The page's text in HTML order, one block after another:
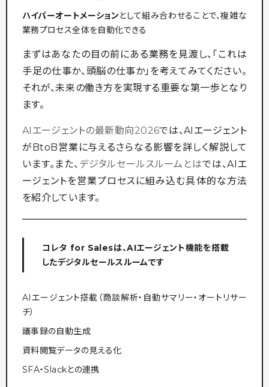
ハイパーオートメーションとして組み合わせることで、複雑な
業務プロセス全体を自動化できる
まずはあなたの目の前にある業務を見渡し、「これは
手足の仕事か、頭脳の仕事か」を考えてみてください。
それが、未来の働き方を実現する重要な第一歩となり
ます。
AIエージェントの最新動向2026では、AIエージェント
がBtoB営業に与えるさらなる影響を詳しく解説して
います。また、 デジタルセールスルームとはでは、AIエ
ージェントを営業プロセスに組み込む具体的な方法
を紹介しています。
コレタ for Salesは、AIエージェント機能を搭載
したデジタルセールスルームです
AIエージェント搭載（商談解析・自動サマリー・オートリサー
チ）
議事録の自動生成
資料閲覧データの見える化
SFA・Slackとの連携